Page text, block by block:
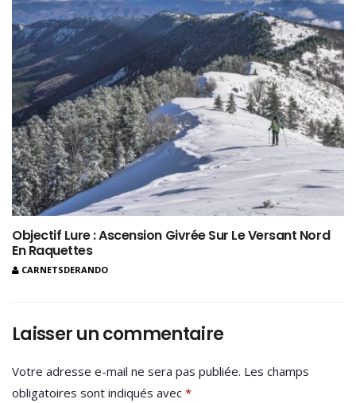
Objectif Lure : Ascension Givrée Sur Le Versant Nord
En Raquettes
CARNETSDERANDO
Laisser un commentaire
Votre adresse e-mail ne sera pas publiée. Les champs
obligatoires sont indiqués avec *